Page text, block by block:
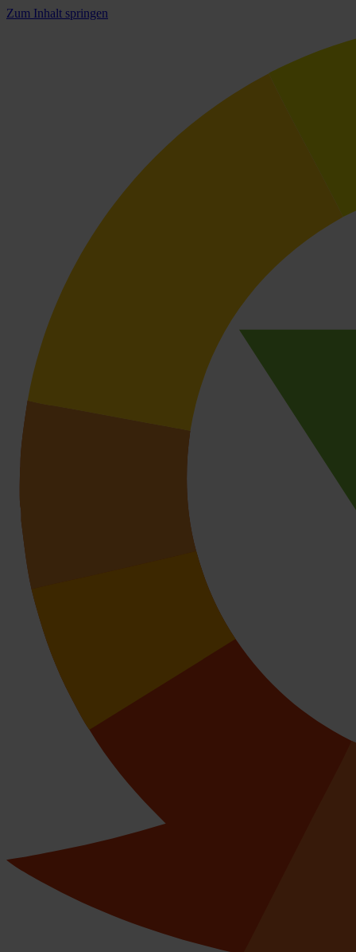
Zum Inhalt springen